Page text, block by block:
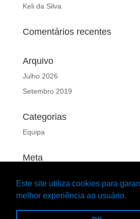
Este site utiliza cookies para
melhor experiência ao usuário.
Keli da Silva
Comentários recentes
Arquivo
Julho 2026
Setembro 2019
Categorias
Equipa
Meta
Feed de entradas